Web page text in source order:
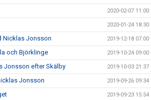
2020-02-07 11:00
2020-01-24 18:30
Nicklas Jonsson 2019-12-18 07:00
och Björklinge 2019-10-24 09:00
Jonsson efter Skälby 2019-10-03 21:37
Jonsson 2019-09-26 09:34
2019-09-23 15:54